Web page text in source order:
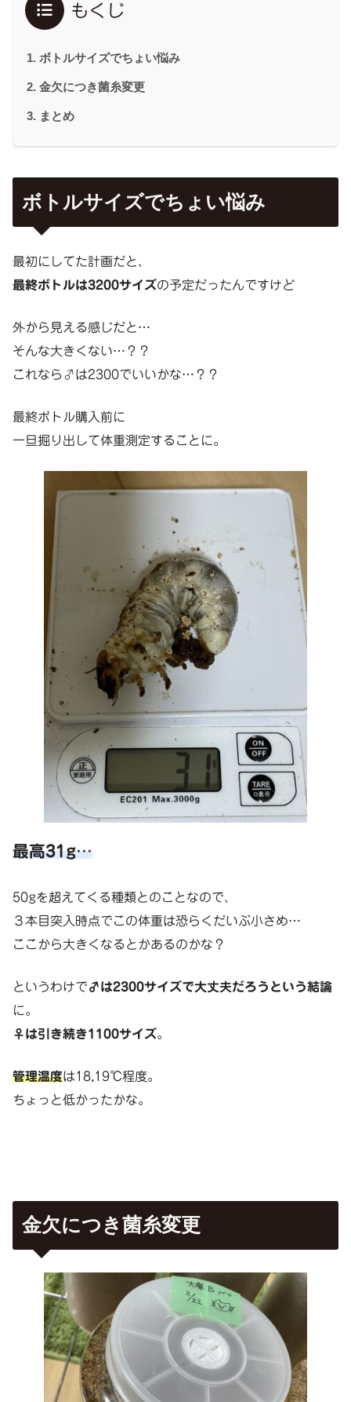
もくじ
ボトルサイズでちょい悩み
金欠につき菌糸変更
まとめ
ボトルサイズでちょい悩み
最初にしてた計画だと、
最終ボトルは3200サイズの予定だったんですけど
外から見える感じだと…
そんな大きくない…？？
これなら♂は2300でいいかな…？？
最終ボトル購入前に
一旦掘り出して体重測定することに。
最高31g…
50gを超えてくる種類とのことなので、
３本目突入時点でこの体重は恐らくだいぶ小さめ…
ここから大きくなるとかあるのかな？
というわけで♂は2300サイズで大丈夫だろうという結論
に。
♀は引き続き1100サイズ。
管理温度は18,19℃程度。
ちょっと低かったかな。
金欠につき菌糸変更